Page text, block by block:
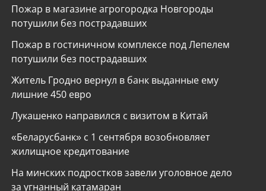
Пожар в магазине агрогородка Новгороды
потушили без пострадавших
Пожар в гостиничном комплексе под Лепелем
потушили без пострадавших
Житель Гродно вернул в банк выданные ему
лишние 450 евро
Лукашенко направился с визитом в Китай
«Беларусбанк» с 1 сентября возобновляет
жилищное кредитование
На минских подростков завели уголовное дело
за угнанный катамаран